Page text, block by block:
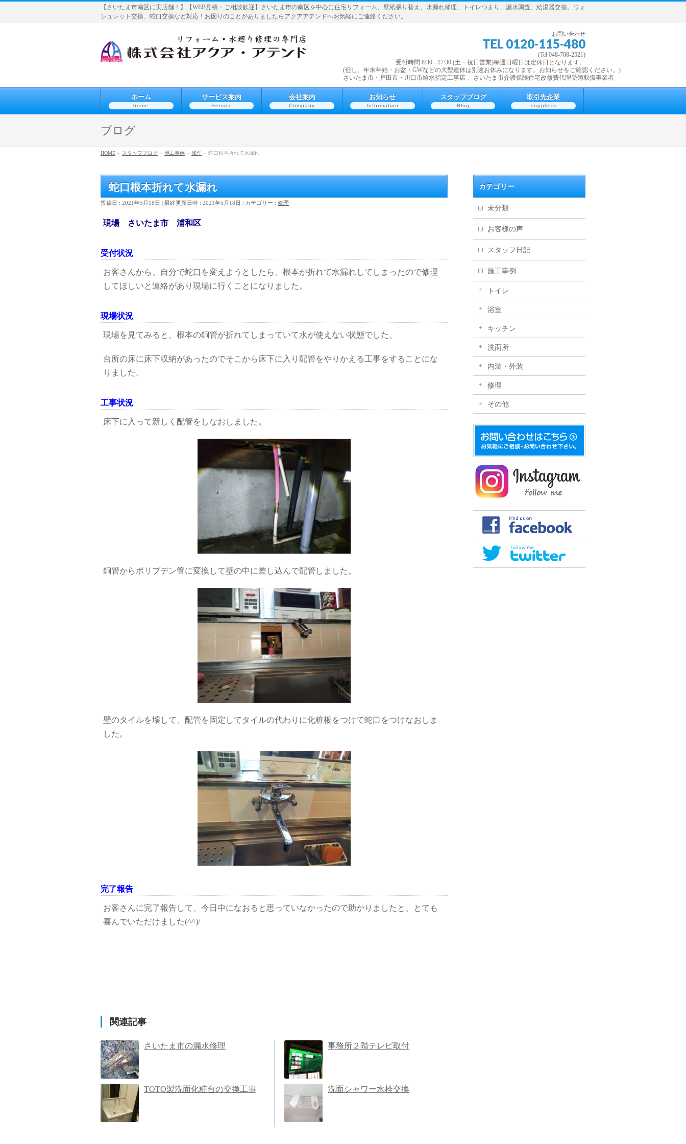
【さいたま市南区に実店舗！】【WEB見積・ご相談歓迎】さいたま市の南区を中心に住宅リフォーム、壁紙張り替え、水漏れ修理、トイレつまり、漏水調査、給湯器交換、ウォ
シュレット交換、蛇口交換など対応！お困りのことがありましたらアクアアテンドへお気軽にご連絡ください。
お問い合わせ
TEL 0120-115-480
(Tel 048-708-2521)
受付時間 8:30 - 17:30 (土・祝日営業)毎週日曜日は定休日となります。
(但し、年末年始・お盆・GWなどの大型連休は別途お休みになります。お知らせをご確認ください。)
さいたま市・戸田市・川口市給水指定工事店 、さいたま市介護保険住宅改修費代理受領取扱事業者
ホーム
home
サービス案内
Service
会社案内
Company
お知らせ
Information
スタッフブログ
Blog
取引先企業
suppliers
ブログ
HOME » スタッフブログ » 施工事例 » 修理 » 蛇口根本折れて水漏れ
蛇口根本折れて水漏れ
投稿日 : 2021年5月18日 最終更新日時 : 2021年5月18日 カテゴリー : 修理
現場 さいたま市 浦和区
受付状況
お客さんから、自分で蛇口を変えようとしたら、根本が折れて水漏れしてしまったので修理
してほしいと連絡があり現場に行くことになりました。
現場状況
現場を見てみると、根本の銅管が折れてしまっていて水が使えない状態でした。
台所の床に床下収納があったのでそこから床下に入り配管をやりかえる工事をすることにな
りました。
工事状況
床下に入って新しく配管をしなおしました。
銅管からポリブデン管に変換して壁の中に差し込んで配管しました。
壁のタイルを壊して、配管を固定してタイルの代わりに化粧板をつけて蛇口をつけなおしま
した。
完了報告
お客さんに完了報告して、今日中になおると思っていなかったので助かりましたと、とても
喜んでいただけました(^^)/
関連記事
さいたま市の漏水修理
TOTO製洗面化粧台の交換工事
事務所２階テレビ取付
洗面シャワー水栓交換
カテゴリー
未分類
お客様の声
スタッフ日記
施工事例
トイレ
浴室
キッチン
洗面所
内装・外装
修理
その他